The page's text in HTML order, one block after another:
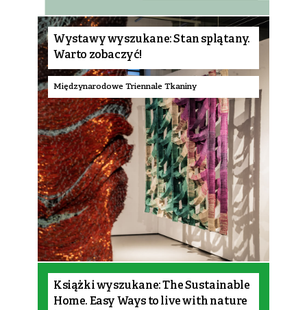
Wystawy wyszukane: Stan splątany.
Warto zobaczyć!
Międzynarodowe Triennale Tkaniny
Książki wyszukane: The Sustainable
Home. Easy Ways to live with nature